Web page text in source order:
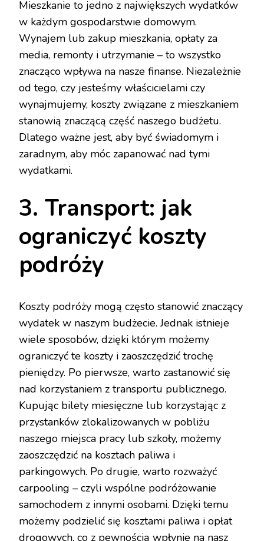
Mieszkanie to jedno z największych wydatków
w każdym gospodarstwie domowym.
Wynajem lub zakup mieszkania, opłaty za
media, remonty i utrzymanie – to wszystko
znacząco wpływa na nasze finanse. Niezależnie
od tego, czy jesteśmy właścicielami czy
wynajmujemy, koszty związane z mieszkaniem
stanowią znaczącą część naszego budżetu.
Dlatego ważne jest, aby być świadomym i
zaradnym, aby móc zapanować nad tymi
wydatkami.
3. Transport: jak
ograniczyć koszty
podróży
Koszty podróży mogą często stanowić znaczący
wydatek w naszym budżecie. Jednak istnieje
wiele sposobów, dzięki którym możemy
ograniczyć te koszty i zaoszczędzić trochę
pieniędzy. Po pierwsze, warto zastanowić się
nad korzystaniem z transportu publicznego.
Kupując bilety miesięczne lub korzystając z
przystanków zlokalizowanych w pobliżu
naszego miejsca pracy lub szkoły, możemy
zaoszczędzić na kosztach paliwa i
parkingowych. Po drugie, warto rozważyć
carpooling – czyli wspólne podróżowanie
samochodem z innymi osobami. Dzięki temu
możemy podzielić się kosztami paliwa i opłat
drogowych, co z pewnością wpłynie na nasz